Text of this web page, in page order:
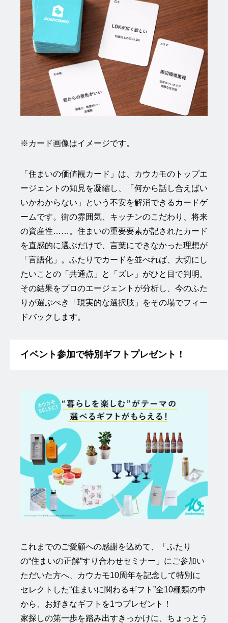
※カード画像はイメージです。
「住まいの価値観カード」は、カウカモのトップエ
ージェントの知見を凝縮し、「何から話し合えばい
いかわからない」という不安を解消できるカードゲ
ームです。街の雰囲気、キッチンのこだわり、将来
の資産性……。住まいの重要要素が記されたカード
を直感的に選ぶだけで、言葉にできなかった理想が
「言語化」。ふたりでカードを並べれば、大切にし
たいことの「共通点」と「ズレ」がひと目で判明。
その結果をプロのエージェントが分析し、今のふた
りが選ぶべき「現実的な選択肢」をその場でフィー
ドバックします。
イベント参加で特別ギフトプレゼント！
これまでのご愛顧への感謝を込めて、「ふたり
の“住まいの正解”すり合わせセミナー」にご参加い
ただいた方へ、カウカモ10周年を記念して特別に
セレクトした“住まいに関わるギフト”全10種類の中
から、お好きなギフトを1つプレゼント！
家探しの第一歩を踏み出すきっかけに、ちょっとう